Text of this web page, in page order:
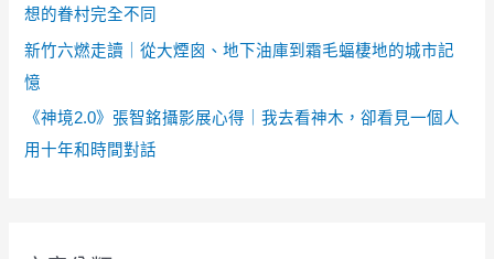
想的眷村完全不同
新竹六燃走讀｜從大煙囪、地下油庫到霜毛蝠棲地的城市記
憶
《神境2.0》張智銘攝影展心得｜我去看神木，卻看見一個人
用十年和時間對話